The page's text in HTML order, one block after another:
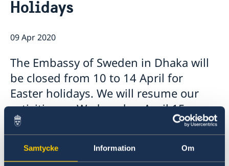
Samtycke Information Om
Embassy staff
Current
Holidays
09 Apr 2020
The Embassy of Sweden in Dhaka will
be closed from 10 to 14 April for
Easter holidays. We will resume our
activities on Wednesday, April 15.